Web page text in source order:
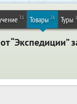
31 Товары 26 Туры